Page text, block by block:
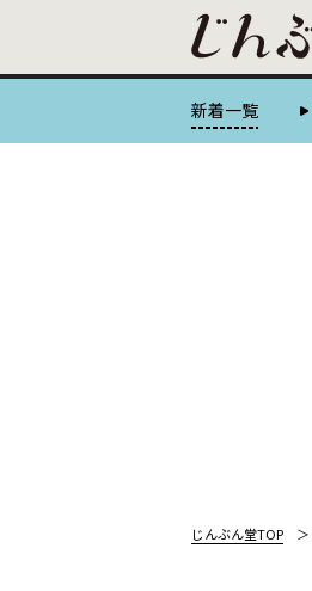
新着一覧
じんぶん堂TOP